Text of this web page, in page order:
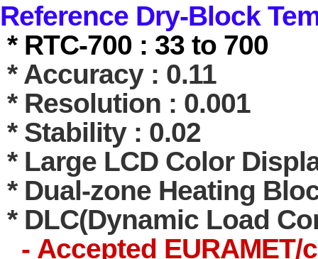
Reference Dry-Block
* RTC-700 : 33 to 700
* Accuracy : 0.11
* Resolution : 0.001
* Stability : 0.02
* Large LCD Color
* Dual-zone Heating
* DLC(Dynamic Load
- Accepted EURAMET/